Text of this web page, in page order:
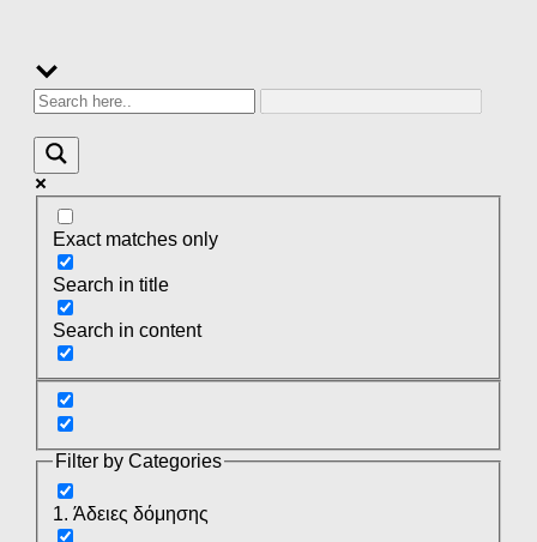
Exact matches only
Search in title
Search in content
Filter by Categories
1. Άδειες δόμησης